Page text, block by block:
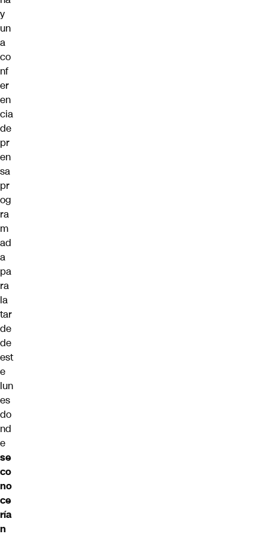
y
un
a
co
nf
er
en
cia
de
pr
en
sa
pr
og
ra
m
ad
a
pa
ra
la
tar
de
de
est
e
lun
es
do
nd
e
se
co
no
ce
ría
n